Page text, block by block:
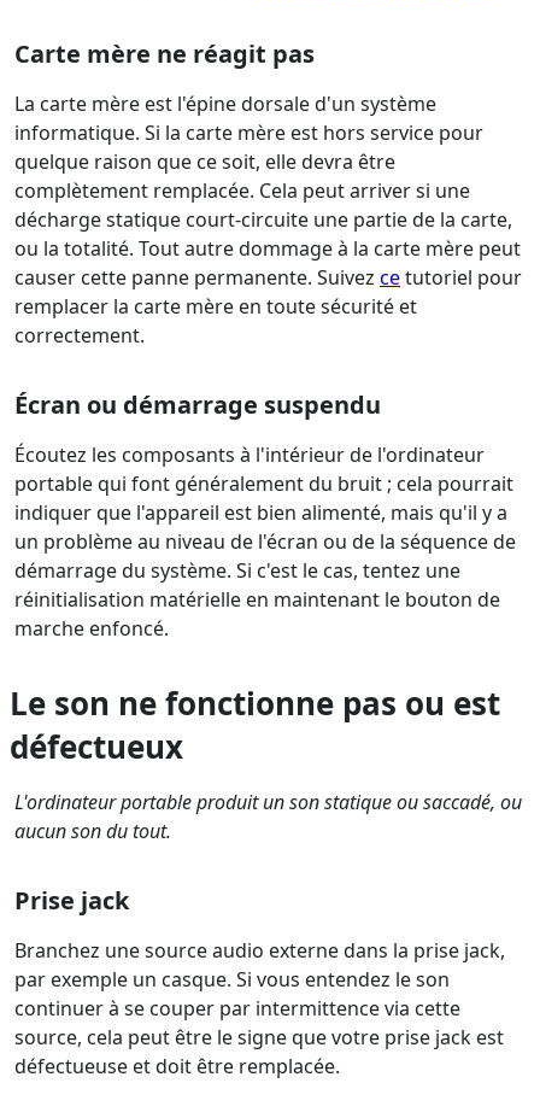
Carte mère ne réagit pas
La carte mère est l'épine dorsale d'un système
informatique. Si la carte mère est hors service pour
quelque raison que ce soit, elle devra être
complètement remplacée. Cela peut arriver si une
décharge statique court-circuite une partie de la carte,
ou la totalité. Tout autre dommage à la carte mère peut
causer cette panne permanente. Suivez cetutoriel pour
remplacer la carte mère en toute sécurité et
correctement.
Écran ou démarrage suspendu
Écoutez les composants à l'intérieur de l'ordinateur
portable qui font généralement du bruit ; cela pourrait
indiquer que l'appareil est bien alimenté, mais qu'il y a
un problème au niveau de l'écran ou de la séquence de
démarrage du système. Si c'est le cas, tentez une
réinitialisation matérielle en maintenant le bouton de
marche enfoncé.
Le son ne fonctionne pas ou est
défectueux
L'ordinateur portable produit un son statique ou saccadé, ou
aucun son du tout.
Prise jack
Branchez une source audio externe dans la prise jack,
par exemple un casque. Si vous entendez le son
continuer à se couper par intermittence via cette
source, cela peut être le signe que votre prise jack est
défectueuse et doit être remplacée.